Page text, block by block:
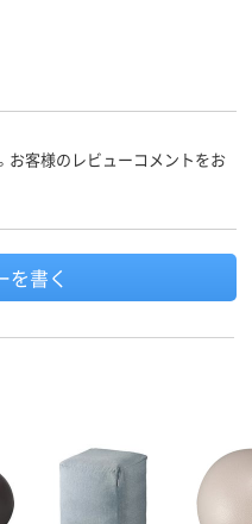
お客様のレビューコメントをお
を書く